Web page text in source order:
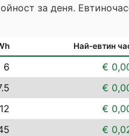
за деня.
Най-евтин
6 €
€
€
€